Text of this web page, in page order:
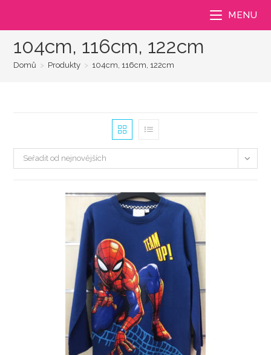
MENU
104cm, 116cm, 122cm
Domů > Produkty > 104cm, 116cm, 122cm
Seřadit od nejnovějších